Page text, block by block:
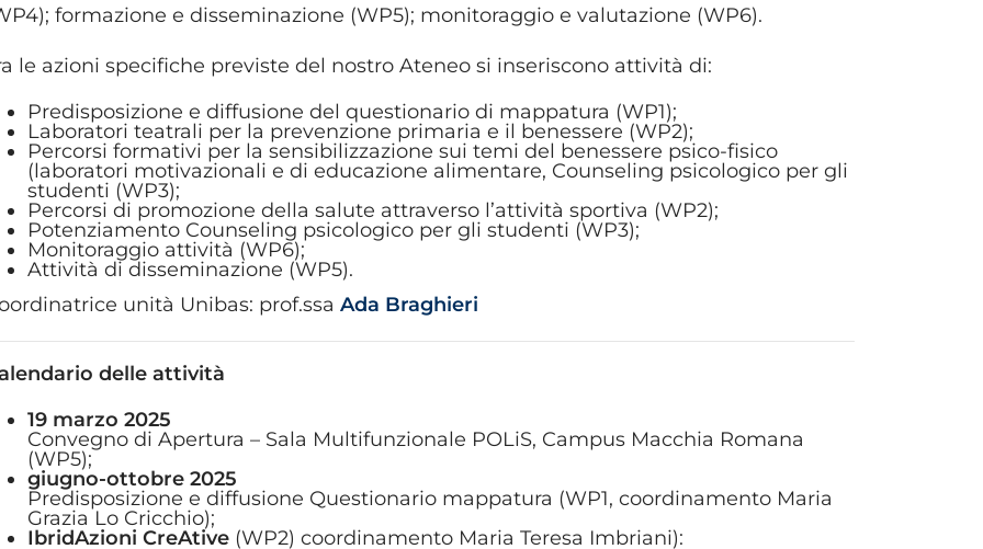
formazione e disseminazione (WP5); monitoraggio e valutazione (WP6).
le azioni specifiche previste del nostro Ateneo si inseriscono attività di:
Predisposizione e diffusione del questionario di mappatura (WP1);
Laboratori teatrali per la prevenzione primaria e il benessere (WP2);
Percorsi formativi per la sensibilizzazione sui temi del benessere psico-fisico
(laboratori motivazionali e di educazione alimentare, Counseling psicologico per gli
studenti (WP3);
Percorsi di promozione della salute attraverso l’attività sportiva (WP2);
Potenziamento Counseling psicologico per gli studenti (WP3);
Monitoraggio attività (WP6);
Attività di disseminazione (WP5).
unità Unibas: prof.ssa Ada Braghieri
delle attività
19 marzo 2025
Convegno di Apertura – Sala Multifunzionale POLiS, Campus Macchia Romana
(WP5);
giugno-ottobre 2025
Predisposizione e diffusione Questionario mappatura (WP1, coordinamento Maria
Grazia Lo Cricchio);
IbridAzioni CreAtive (WP2) coordinamento Maria Teresa Imbriani):